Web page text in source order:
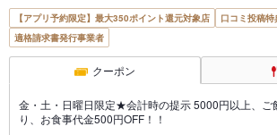
【アプリ予約限定】最大350ポイント還元対象店
口コミ投稿
適格請求書発行事業者
クーポン
金・土・日曜日限定★会計時の提示 5000円以上、ご
り、お食事代金500円OFF！！